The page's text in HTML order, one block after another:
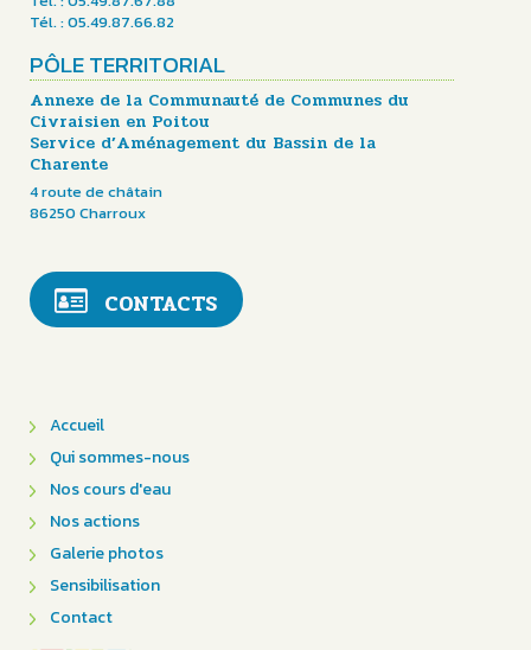
Tél. : 05.49.87.66.82
PÔLE TERRITORIAL
Annexe de la Communauté de Communes du
Civraisien en Poitou
Service d’Aménagement du Bassin de la
Charente
4 route de châtain
86250 Charroux
CONTACTS
Accueil
Qui sommes-nous
Nos cours d'eau
Nos actions
Galerie photos
Sensibilisation
Contact